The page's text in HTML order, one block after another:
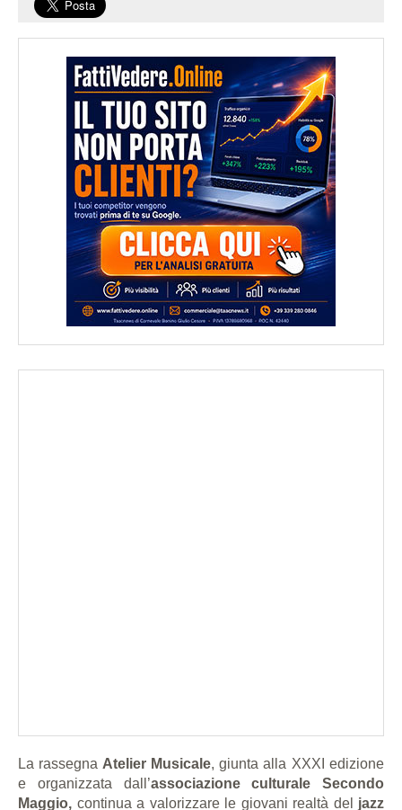
La rassegna Atelier Musicale, giunta alla XXXI edizione
e organizzata dall’associazione culturale Secondo
Maggio, continua a valorizzare le giovani realtà del jazz